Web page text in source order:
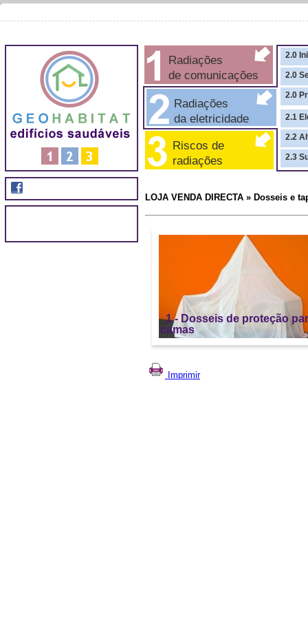
Radiações
de comunicações
Radiações
da eletricidade
Riscos de
radiações
2.0
2.0
2.0
2.1
2.2
2.3
LOJA VENDA DIRECTA » Dosseis e
1 - Dosseis de proteção
camas
Imprimir